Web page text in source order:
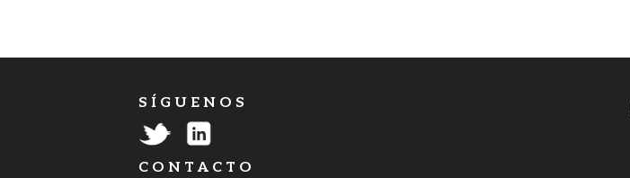
S Í G U E N O S
C O N T A C T O